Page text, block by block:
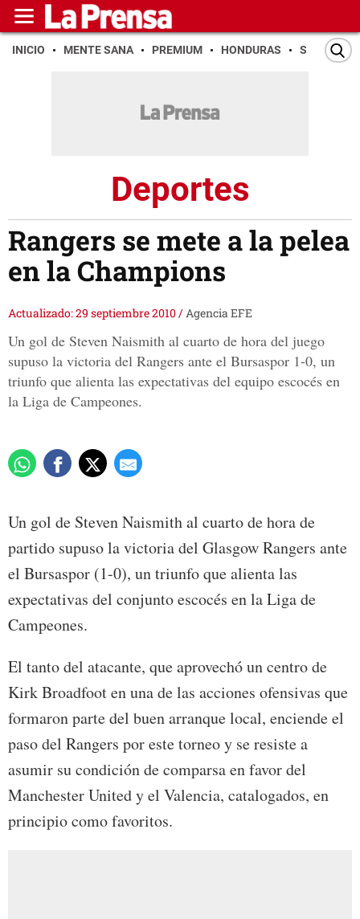
INICIO MENTE SANA PREMIUM HONDURAS SAN PEDRO
Deportes
Rangers se mete a la pelea
en la Champions
Actualizado: 29 septiembre 2010/Agencia EFE
Un gol de Steven Naismith al cuarto de hora del juego
supuso la victoria del Rangers ante el Bursaspor 1-0, un
triunfo que alienta las expectativas del equipo escocés en
la Liga de Campeones.
Un gol de Steven Naismith al cuarto de hora de
partido supuso la victoria del Glasgow Rangers ante
el Bursaspor (1-0), un triunfo que alienta las
expectativas del conjunto escocés en la Liga de
Campeones.
El tanto del atacante, que aprovechó un centro de
Kirk Broadfoot en una de las acciones ofensivas que
formaron parte del buen arranque local, enciende el
paso del Rangers por este torneo y se resiste a
asumir su condición de comparsa en favor del
Manchester United y el Valencia, catalogados, en
principio como favoritos.